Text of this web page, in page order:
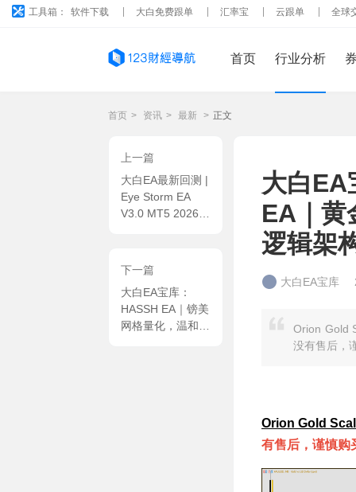
工具箱： 软件下载 大白免费跟单 汇率宝 云跟单 全球
首页 行业分析
首页 > 资讯 > 最新 > 正文
上一篇
大白EA最新回测 |
Eye Storm EA
V3.0 MT5 2026年
率54.08%
下一篇
大白EA宝库：
HASSH EA｜镑美
网格量化，温和倍
大白
EA｜黄
逻辑架
大白EA宝库
Orion Gold
没有售后，
Orion Gold
有售后，谨慎购